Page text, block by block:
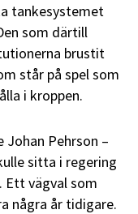
tankesystemet
som därtill
brustit
står på spel som
i kroppen.
Johan Pehrson –
sitta i regering
Ett vägval som
några år tidigare.